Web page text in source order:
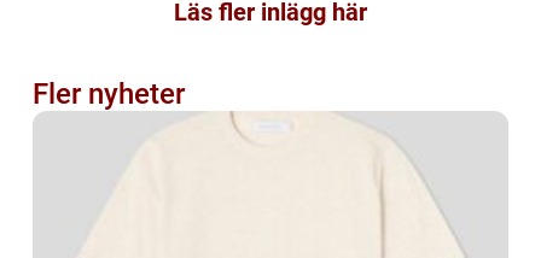
Läs fler inlägg här
Fler nyheter